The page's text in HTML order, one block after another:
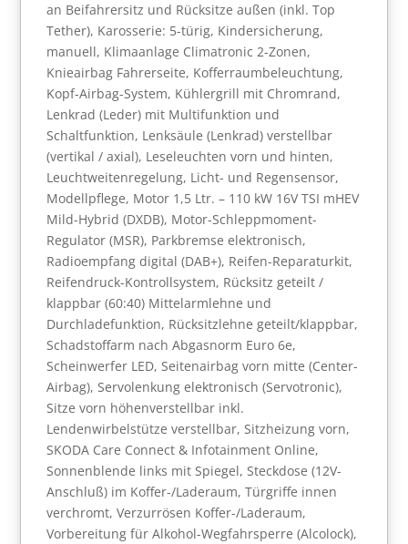
an Beifahrersitz und Rücksitze außen (inkl. Top
Tether), Karosserie: 5-türig, Kindersicherung,
manuell, Klimaanlage Climatronic 2-Zonen,
Knieairbag Fahrerseite, Kofferraumbeleuchtung,
Kopf-Airbag-System, Kühlergrill mit Chromrand,
Lenkrad (Leder) mit Multifunktion und
Schaltfunktion, Lenksäule (Lenkrad) verstellbar
(vertikal / axial), Leseleuchten vorn und hinten,
Leuchtweitenregelung, Licht- und Regensensor,
Modellpflege, Motor 1,5 Ltr. – 110 kW 16V TSI mHEV
Mild-Hybrid (DXDB), Motor-Schleppmoment-
Regulator (MSR), Parkbremse elektronisch,
Radioempfang digital (DAB+), Reifen-Reparaturkit,
Reifendruck-Kontrollsystem, Rücksitz geteilt /
klappbar (60:40) Mittelarmlehne und
Durchladefunktion, Rücksitzlehne geteilt/klappbar,
Schadstoffarm nach Abgasnorm Euro 6e,
Scheinwerfer LED, Seitenairbag vorn mitte (Center-
Airbag), Servolenkung elektronisch (Servotronic),
Sitze vorn höhenverstellbar inkl.
Lendenwirbelstütze verstellbar, Sitzheizung vorn,
SKODA Care Connect & Infotainment Online,
Sonnenblende links mit Spiegel, Steckdose (12V-
Anschluß) im Koffer-/Laderaum, Türgriffe innen
verchromt, Verzurrösen Koffer-/Laderaum,
Vorbereitung für Alkohol-Wegfahrsperre (Alcolock),